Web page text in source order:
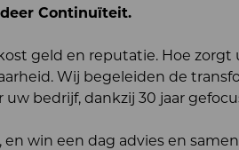
Continuïteit.
geld en reputatie. Hoe zorgt
Wij begeleiden de
bedrijf, dankzij 30 jaar
en win een dag advies en